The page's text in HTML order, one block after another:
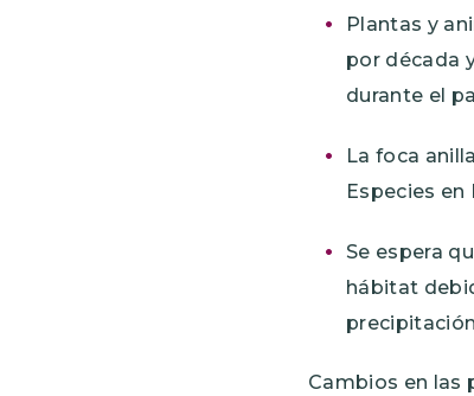
Plantas y
por década
durante el
La foca
Especies
Se espera
hábitat
Cambios en las